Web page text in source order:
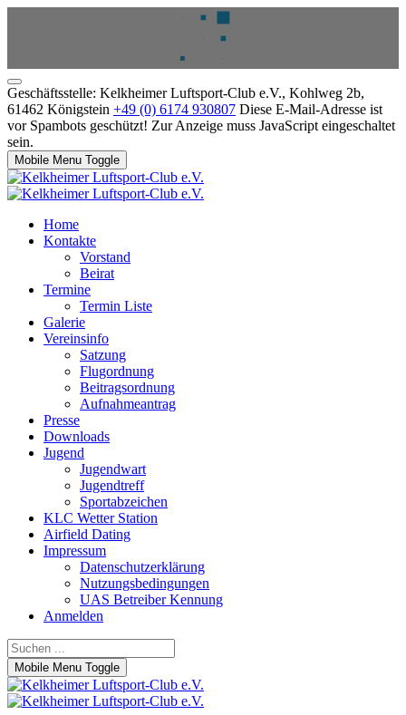
Geschäftsstelle: Kelkheimer Luftsport-Club e.V., Kohlweg 2b,
61462 Königstein +49 (0) 6174 930807 Diese E-Mail-Adresse ist
vor Spambots geschützt! Zur Anzeige muss JavaScript eingeschaltet
sein.
Mobile Menu Toggle
Home
Kontakte
Vorstand
Beirat
Termine
Termin Liste
Galerie
Vereinsinfo
Satzung
Flugordnung
Beitragsordnung
Aufnahmeantrag
Presse
Downloads
Jugend
Jugendwart
Jugendtreff
Sportabzeichen
KLC Wetter Station
Airfield Dating
Impressum
Datenschutzerklärung
Nutzungsbedingungen
UAS Betreiber Kennung
Anmelden
Mobile Menu Toggle